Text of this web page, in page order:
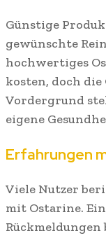
Günstige
gewünschte
hochwertiges
kosten, doch
Vordergrund
eigene
Erfahrungen
Viele Nutzer
mit Ostarine.